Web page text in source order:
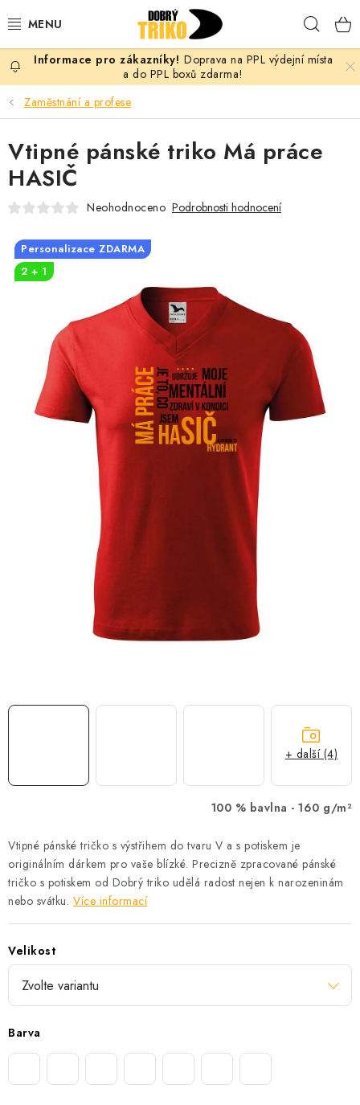
na
PRO ŽENY
PRO MUŽE
PRO DĚTI
PRO PÁRY
VLASTNÍ MOTIV
MIKINY
OKAMŽITĚ K ODBĚRU
MÁM SRDCE POMÁHÁM
PROVIZNÍ SYSTÉM
Časté otázky
Doprava a platba
Obchodní podmínky
Doprava na PPL výdejní místa
a do PPL boxů zdarma!
Zaměstnání a profese
100 % bavlna - 160 g/m²
Vtipné pánské tričko s výstřihem do tvaru V a s potiskem je
originálním dárkem pro vaše blízké. Precizně zpracované pánské
tričko s potiskem od Dobrý triko udělá radost nejen k narozeninám
nebo svátku. Více informací
Velikost
Barva
Vtipné pánské triko Má práce
HASIČ
Neohodnoceno Podrobnosti hodnocení
Personalizace ZDARMA
2 + 1
+ další (4)